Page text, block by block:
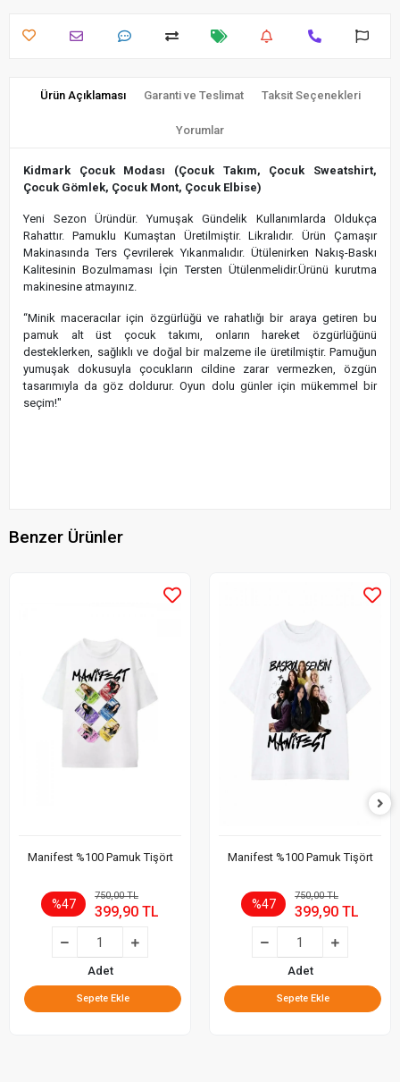
Ürün Açıklaması Garanti ve Teslimat Taksit Seçenekleri
Yorumlar
Kidmark Çocuk Modası (Çocuk Takım, Çocuk Sweatshirt,
Çocuk Gömlek, Çocuk Mont, Çocuk Elbise)
Yeni Sezon Üründür. Yumuşak Gündelik Kullanımlarda Oldukça
Rahattır. Pamuklu Kumaştan Üretilmiştir. Likralıdır. Ürün Çamaşır
Makinasında Ters Çevrilerek Yıkanmalıdır. Ütülenirken Nakış-Baskı
Kalitesinin Bozulmaması İçin Tersten Ütülenmelidir.Ürünü kurutma
makinesine atmayınız.
“Minik maceracılar için özgürlüğü ve rahatlığı bir araya getiren bu
pamuk alt üst çocuk takımı, onların hareket özgürlüğünü
desteklerken, sağlıklı ve doğal bir malzeme ile üretilmiştir. Pamuğun
yumuşak dokusuyla çocukların cildine zarar vermezken, özgün
tasarımıyla da göz doldurur. Oyun dolu günler için mükemmel bir
seçim!"
Benzer Ürünler
Manifest %100 Pamuk Tişört
%47
750,00 TL
399,90 TL
Adet
Sepete Ekle
Manifest %100 Pamuk Tişört
%47
750,00 TL
399,90 TL
Adet
Sepete Ekle